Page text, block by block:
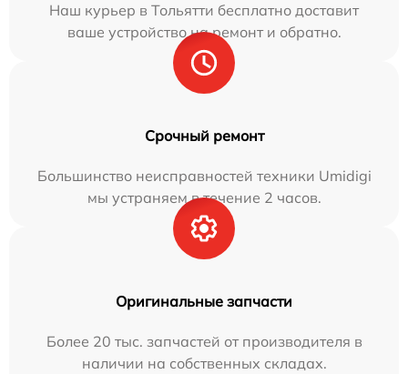
Наш курьер в Тольятти бесплатно доставит
ваше устройство на ремонт и обратно.
Срочный ремонт
Большинство неисправностей техники Umidigi
мы устраняем в течение 2 часов.
Оригинальные запчасти
Более 20 тыс. запчастей от производителя в
наличии на собственных складах.